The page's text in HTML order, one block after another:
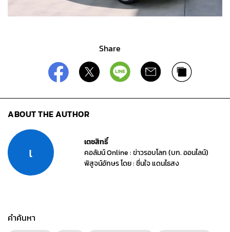
Share
ABOUT THE AUTHOR
เ
เตชสิทธิ์
คอลัมน์ Online : ข่าวรอบโลก (บก. ออนไลน์)
พิสูจน์อักษร โดย : ชื่นใจ แดนไธสง
คำค้นหา